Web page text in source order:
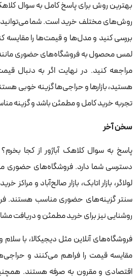
بهترین روش برای پاسخ کامل به سوال کلاهک
روش‌های مختلف خرید است. شما می‌توانید
بررسی کنید و مدل‌ها و قیمت‌ها را
لمس محصول به فروشگاه‌های حضوری مانند
مراجعه کنید. در نهایت اگر به دنبال
هستید، بازارها و حراجی‌ها گزینه خوبی
تجربه خرید کامل و مطمئن باشد و گزینه
سخن آخر
پاسخ به سوال کلاهک آباژور از کجا
دسترسی شما دارد. فروشگاه‌های حضوری
لولاگر، بازار اتابک، بازار صالح‌آباد و مراکز
سنتر گزینه‌های حضوری مناسب هستند.
روشنایی نیز برای خرید مطمئن و دریافت
فروشگاه‌های آنلاین مثل دیجیکالا، با
مقایسه قیمت را فراهم می‌کنند و
اقتصادی و مقرون به صرفه هستند.